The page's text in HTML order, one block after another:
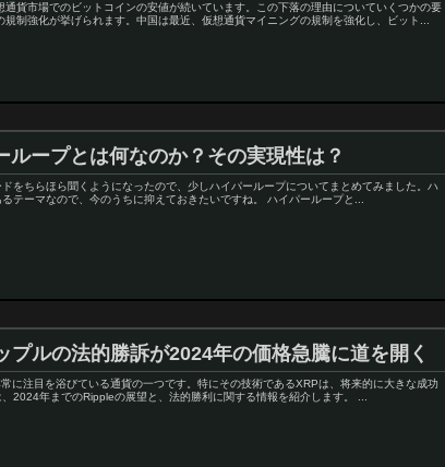
貨市場でのビットコインの安値が続いています。この下落の理由についていくつかの要
制強化が挙げられます。中国は最近、仮想通貨マイニングの規制を強化し、ビット...
ループとは何なのか？その実現性は？
をちらほら聞くようになったので、少しハイパーループについてまとめてみました。ハ
テーマなので、今のうちに抑えておきたいですね。 ハイパーループと...
プルの法的勝訴が2024年の価格急騰に道を開く
に注目を浴びている通貨の一つです。特にその技術であるXRPは、将来的に大きな成功
2024年までのRippleの展望と、法的勝利に関する情報を紹介します。 ...